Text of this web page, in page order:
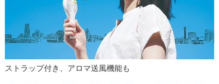
ストラップ付き、アロマ送風機能も